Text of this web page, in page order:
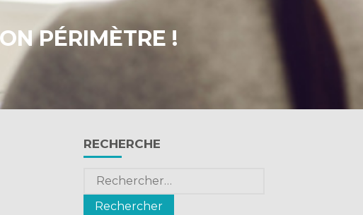
PÉRIMÈTRE !
Blog
sidebar
RECHERCHE
Rechercher :